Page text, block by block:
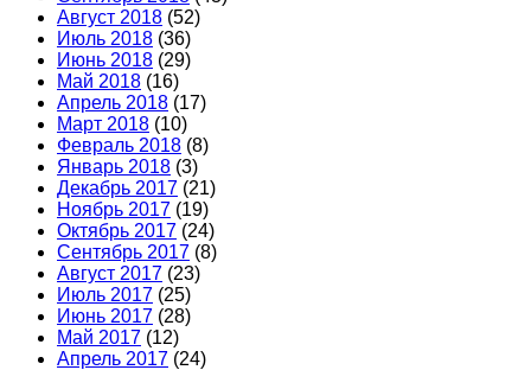
Август 2018 (52)
Июль 2018 (36)
Июнь 2018 (29)
Май 2018 (16)
Апрель 2018 (17)
Март 2018 (10)
Февраль 2018 (8)
Январь 2018 (3)
Декабрь 2017 (21)
Ноябрь 2017 (19)
Октябрь 2017 (24)
Сентябрь 2017 (8)
Август 2017 (23)
Июль 2017 (25)
Июнь 2017 (28)
Май 2017 (12)
Апрель 2017 (24)